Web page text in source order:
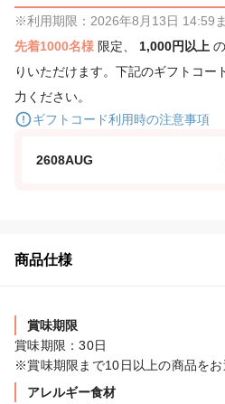
※利用期限：2026年8月13日 14:59
先着1000名様 限定、 1,000円以上
りいただけます。下記のギフトコー
力ください。
ギフトコード利用時の注意事項
2608AUG
商品仕様
賞味期限
賞味期限：30日
※賞味期限まで10日以上の商品をお
アレルギー食材